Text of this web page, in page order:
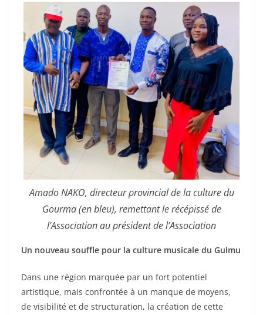
Amado NAKO, directeur provincial de la culture du
Gourma (en bleu), remettant le récépissé de
l’Association au président de l’Association
Un nouveau souffle pour la culture musicale du Gulmu
Dans une région marquée par un fort potentiel
artistique, mais confrontée à un manque de moyens,
de visibilité et de structuration, la création de cette